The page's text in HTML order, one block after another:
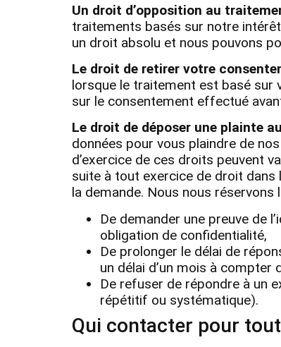
Un droit d’opposition au
traitements basés sur notre
un droit absolu et nous pouvons
Le droit de retirer votre
lorsque le traitement est basé
sur le consentement effectué
Le droit de déposer une plainte
données pour vous plaindre de
d’exercice de ces droits peuvent
suite à tout exercice de droit
la demande. Nous nous réservons
De demander une preuve de
obligation de confidentialité,
De prolonger le délai de
un délai d’un mois à compter
De refuser de répondre à un
répétitif ou systématique).
Qui contacter pour